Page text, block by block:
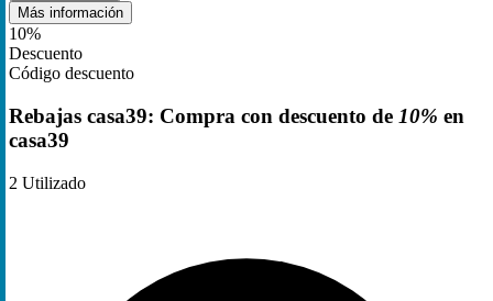
Más información
10%
Descuento
Código descuento
Rebajas casa39: Compra con descuento de 10% en
casa39
2 Utilizado